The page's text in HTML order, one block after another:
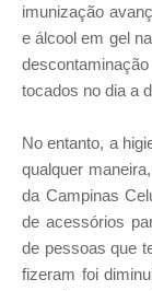
imunização
e álcool em gel
tocados no dia a
No entanto, a
qualquer
da Campinas
de acessórios
de pessoas que
fizeram foi